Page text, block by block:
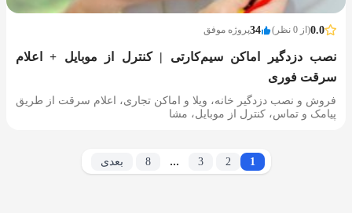
0.0(از 0 نظر) 34پروژه موفق
نصب دزدگیر اماکن سیم‌کارتی | کنترل از موبایل + اعلام
سرقت فوری
فروش و نصب دزدگیر خانه، ویلا و اماکن تجاری، اعلام سرقت از طریق
پیامک و تماس، کنترل از موبایل، مشا
1
2
3
...
8 بعدی